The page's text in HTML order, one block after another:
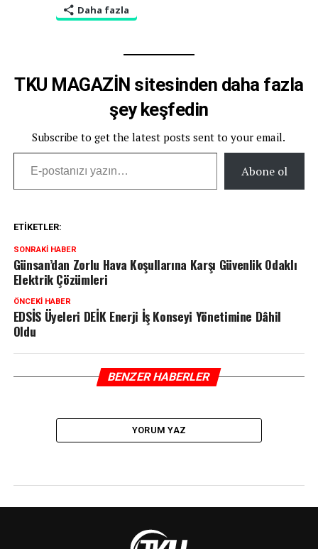
Daha fazla
TKU MAGAZİN sitesinden daha fazla
şey keşfedin
Subscribe to get the latest posts sent to your email.
E-postanızı yazın…
Abone ol
ETIKETLER:
SONRAKI HABER
Günsan’dan Zorlu Hava Koşullarına Karşı Güvenlik Odaklı
Elektrik Çözümleri
ÖNCEKI HABER
EDSİS Üyeleri DEİK Enerji İş Konseyi Yönetimine Dâhil
Oldu
BENZER HABERLER
YORUM YAZ